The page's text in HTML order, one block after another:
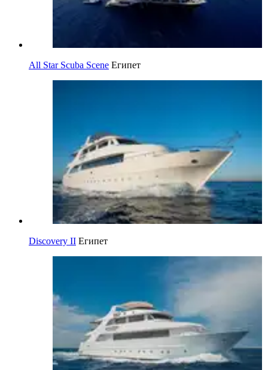
All Star Scuba Scene Египет
Discovery II Египет